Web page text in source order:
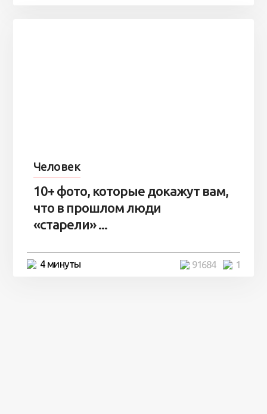
Человек
10+ фото, которые докажут вам,
что в прошлом люди
«старели» ...
4 минуты 1
91684